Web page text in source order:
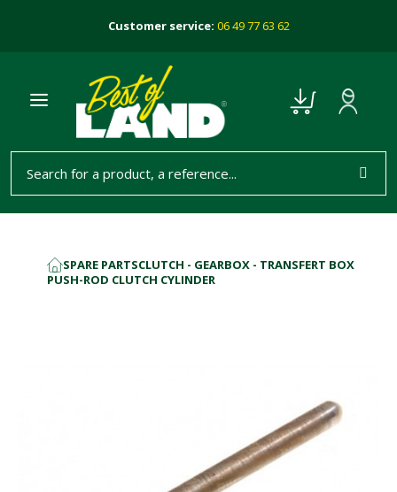
Customer service: 06 49 77 63 62
HOME
SPARE PARTSCLUTCH - GEARBOX - TRANSFERT BOX
PUSH-ROD CLUTCH CYLINDER